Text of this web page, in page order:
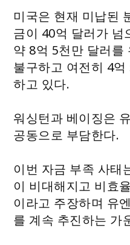
미국은 현재 미납된
금이 40억 달러가 넘
약 8억 5천만 달러를
불구하고 여전히 4
하고 있다.
워싱턴과 베이징은
공동으로 부담한다.
이번 자금 부족 사태
이 비대해지고 비효
이라고 주장하며 유
를 계속 추진하는 가